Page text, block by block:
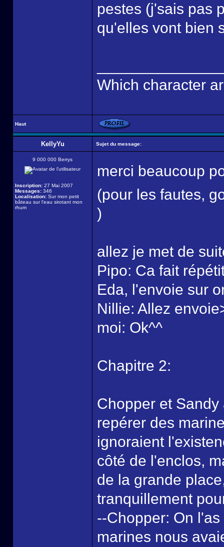
pestes (j'sais pas
qu'elles vont bien
Which character
Haut
KellyYu Sujet du message:
9 000 000 Berrys
Inscription: 27 Mai 2007
Messages: 346
Localisation: Sur mon petit
bâteau sur l'eau sirotant mon
rhum
merci beaucoup
(pour les fautes,
)
allez je met de
Pipo: Ca fait
Eda, l'envoie sur
Nillie: Allez
moi: Ok^^
Chapitre 2:
Chopper et
repérer des
ignoraient
côté de l'enclos,
de la grande
tranquillement
--Chopper: On
marines nous